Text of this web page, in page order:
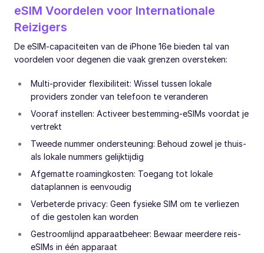
eSIM Voordelen voor Internationale
Reizigers
De eSIM-capaciteiten van de iPhone 16e bieden tal van
voordelen voor degenen die vaak grenzen oversteken:
Multi-provider flexibiliteit: Wissel tussen lokale
providers zonder van telefoon te veranderen
Vooraf instellen: Activeer bestemming-eSIMs voordat je
vertrekt
Tweede nummer ondersteuning: Behoud zowel je thuis-
als lokale nummers gelijktijdig
Afgematte roamingkosten: Toegang tot lokale
dataplannen is eenvoudig
Verbeterde privacy: Geen fysieke SIM om te verliezen
of die gestolen kan worden
Gestroomlijnd apparaatbeheer: Bewaar meerdere reis-
eSIMs in één apparaat